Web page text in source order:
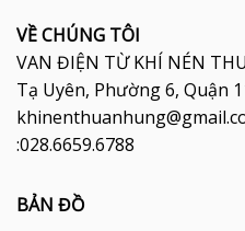
VỀ CHÚNG TÔI
VAN ĐIỆN TỪ KHÍ NÉN
Tạ Uyên, Phường 6, Quận
:028.6659.6788
BẢN ĐỒ